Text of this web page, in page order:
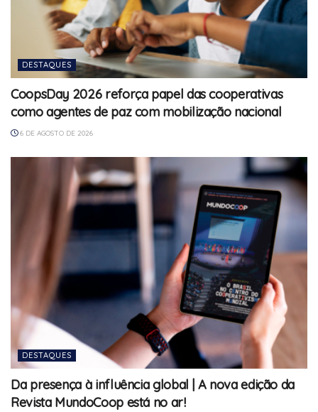
DESTAQUES
CoopsDay 2026 reforça papel das cooperativas
como agentes de paz com mobilização nacional
6 DE AGOSTO DE 2026
DESTAQUES
Da presença à influência global | A nova edição da
Revista MundoCoop está no ar!